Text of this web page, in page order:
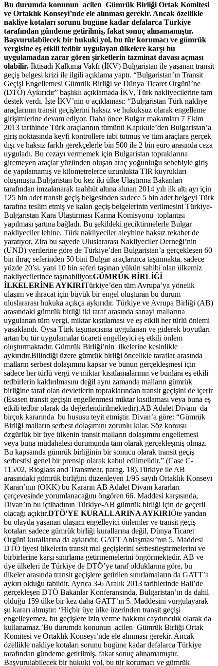
Bu durumda konunun acilen Gümrük Birliği Ortak Komitesi
ve Ortaklık Konseyi’nde ele alınması gerekir. Ancak özellikle
nakliye kotaları sorunu bugüne kadar defalarca Türkiye
tarafından gündeme getirilmiş, fakat sonuç alınamamıştır.
Başvurulabilecek bir hukuki yol, bu tür korumacı ve gümrük
vergisine eş etkili tedbir uygulayan ülkelere karşı bu
uygulamadan zarar gören şirketlerin tazminat davası açması
olabilir. İktisadi Kalkıma Vakfı (İKV) Bulgaristan ile yaşanan transit
geçiş belgesi krizi ile ilgili açıklama yaptı. “Bulgaristan’ın Transit
Geçişi Engellemesi Gümrük Birliği ve Dünya Ticaret Örgütü’ne
(DTÖ) Aykırıdır” başlıklı açıklamada İKV, Türk nakliyecilerine tam
destek verdi. İşte İKV’nin o açıklaması: “Bulgaristan Türk nakliye
araçlarının transit geçişlerini haksız ve hukuksuz olarak engelleme
girişimlerine devam ediyor. Daha önce Bulgar makamları 7 Ekim
2013 tarihinde Türk araçlarının tümünü Kapıkule’den Bulgaristan’a
giriş noktasında keyfi kontrollere tabi tutmuş ve tüm araçlara gerçek
dışı ve haksız farklı gerekçelerle bin 500 ile 2 bin euro arasında ceza
uyguladı. Bu cezayı vermemek için Bulgaristan topraklarına
giremeyen araçlar yüzünden oluşan araç yoğunluğu sebebiyle giriş
de yapılamamış ve kilometrelerce uzunlukta TIR kuyrukları
oluşmuştu.Bulgaristan bu kez iki ülke Ulaştırma Bakanları
tarafından imzalanarak taahhüt altına alınan 2014 yılı ilk altı ayı için
125 bin adet transit geçiş belgesinden sadece 5 bin adet belgeyi Türk
tarafına teslim etmiş ve kalan geçiş belgelerinin verilmesini Türkiye-
Bulgaristan Kara Ulaştırması Karma Komisyonu toplantısı
yapılması şartına bağladı. Bu şekildeki geciktirmelerle Bulgar
nakliyeciler lehine, Türk nakliyeciler aleyhine haksız rekabet de
yaratıyor. Zira bu sayede Uluslararası Nakliyeciler Derneği’nin
(UND) verilerine göre de Türkiye’den Bulgaristan’a gerçekleşen 60
bin ihraç seferinden 50 bini Bulgar araçlarınca taşınmakta, sadece
yüzde 20’si, yani 10 bin seferi taşınan yükün sahibi olan ülkemiz
nakliyecilerince taşınabiliyor.GÜMRÜK BİRLİĞİ
İLKELERİNE AYKIRITürkiye’den tüm Avrupa’ya yönelik
ulaşım ve ihracat için büyük bir engel oluşturan bu durum
uluslararası hukuka açıkça aykırıdır. Türkiye ve Avrupa Birliği (AB)
arasındaki gümrük birliği iki taraf arasında sanayi mallarına
uygulanan tüm vergi, miktar kısıtlaması ve eş etkili her türlü önlemi
yasaklandı. Oysa Türk taşımacısına uygulanan ve giderek boyutları
artan bu tür uygulamalar ticareti engelleyici eş etkili önlem
oluşturmaktadır. Gümrük Birliği’nin ilkelerine kesinlikle
aykırıdır.Bilindiği üzere gümrük birliği öncelikle taraflar arasında
malların serbest dolaşımını kapsar ve bunun gerçekleşmesi için
sadece her türlü vergi ve miktar kısıtlamalarının ve bunlara eş etkili
tedbirlerin kaldırılmasını değil aynı zamanda malların gümrük
birliğine taraf olan devletlerin topraklarından transit geçişini de içerir
(Esasen transit geçişin engellenmesi miktar kısıtlaması veya buna eş
etkili tedbir olarak da değerlendirilmektedir).AB Adalet Divanı da
birçok kararında bu hususu teyit etmiştir. Divan’a göre: “Gümrük
Birliği malların serbest dolaşımını zorunlu kılar. Söz konusu
özgürlük bir üye ülkenin transit malların dolaşımını engellemesi
veya buna müdahalesi durumunda tam olarak gerçekleşmiş olmaz.
Bu kapsamda gümrük birliğinin bir sonucu olarak transit geçiş
serbestisi genel bir prensip olarak kabul edilmelidir.” (Case C-
115/02, Rioglass and Transmear, parag. 18).Türkiye ile AB
arasındaki gümrük birliğini düzenleyen 1/95 sayılı Ortaklık Konseyi
Kararı’nın (OKK) bu Kararın AB Adalet Divanı kararları
çerçevesinde yorumlanacağını öngören 66. Maddesi karşısında,
Divan’ın bu içtihadının Türkiye-AB gümrük birliği için de geçerli
olacağı açıktır.DTÖ’YE KURALLARINA AYKIRIÖte yandan
bu olayda yaşanan ulaşımı engelleyici önlemler ve transit geçiş
kotaları sadece gümrük birliği kurallarına değil, Dünya Ticaret
Örgütü kurallarına da aykırıdır. GATT Anlaşması’nın 5. Maddesi
DTÖ üyesi ülkelerin transit mal geçişlerini serbestleştirmelerini ve
birbirlerine karşı sınırlama getirmemelerini öngörmektedir. AB ve
üye ülkeleri ile Türkiye de DTÖ’ye taraf olduklarına göre, bu
ülkeler arasında transit geçişlere getirilen sınırlamaların da GATT’a
aykırı olduğu tabiidir. Ayrıca 3-6 Aralık 2013 tarihlerinde Bali’de
gerçekleşen DTÖ Bakanlar Konferansında, Bulgaristan’ın da dahil
olduğu 159 ülke bir kez daha GATT’ın 5. Maddesini vurgulayarak
şu kararı almıştır: ‘Hiçbir üye ülke üzerinden transit geçişi
engelleyemez, bu geçişlere izin verme hakkını caydırıcılık olarak da
kullanamaz.’Bu durumda konunun acilen Gümrük Birliği Ortak
Komitesi ve Ortaklık Konseyi’nde ele alınması gerekir. Ancak
özellikle nakliye kotaları sorunu bugüne kadar defalarca Türkiye
tarafından gündeme getirilmiş, fakat sonuç alınamamıştır.
Başvurulabilecek bir hukuki yol, bu tür korumacı ve gümrük